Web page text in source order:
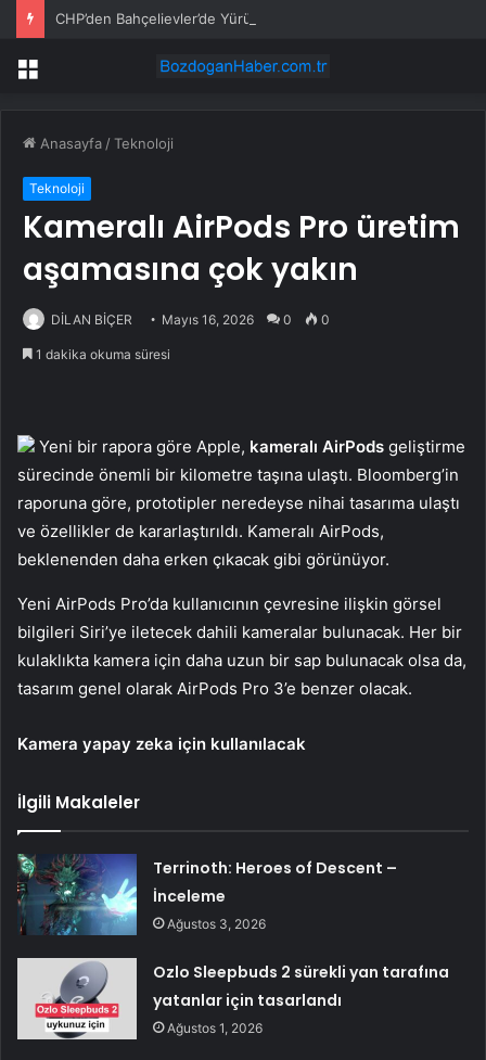
CHP’den Bahçelievler’de Yürüyüş
Menü
Anasayfa /Teknoloji
Teknoloji
Kameralı AirPods Pro üretim
aşamasına çok yakın
DİLAN BİÇER Mayıs 16, 2026 0 0
1 dakika okuma süresi
Yeni bir rapora göre Apple, kameralı AirPods geliştirme
sürecinde önemli bir kilometre taşına ulaştı. Bloomberg’in
raporuna göre, prototipler neredeyse nihai tasarıma ulaştı
ve özellikler de kararlaştırıldı. Kameralı AirPods,
beklenenden daha erken çıkacak gibi görünüyor.
Yeni AirPods Pro’da kullanıcının çevresine ilişkin görsel
bilgileri Siri’ye iletecek dahili kameralar bulunacak. Her bir
kulaklıkta kamera için daha uzun bir sap bulunacak olsa da,
tasarım genel olarak AirPods Pro 3’e benzer olacak.
Kamera yapay zeka için kullanılacak
İlgili Makaleler
Terrinoth: Heroes of Descent –
İnceleme
Ağustos 3, 2026
Ozlo Sleepbuds 2 sürekli yan tarafına
yatanlar için tasarlandı
Ağustos 1, 2026